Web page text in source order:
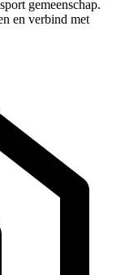
gemeenschap.
en verbind met